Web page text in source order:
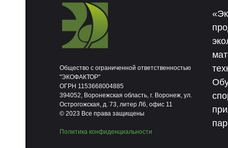
Общество с ограниченной ответственностью
"ЭКОФАКТОР"
ОГРН 1153668004885
394052, Воронежская область, г. Воронеж, ул.
Острогожская, д. 73, литер Л6, офис 11
© 2023 Все права защищены
Политика конфиденциальности